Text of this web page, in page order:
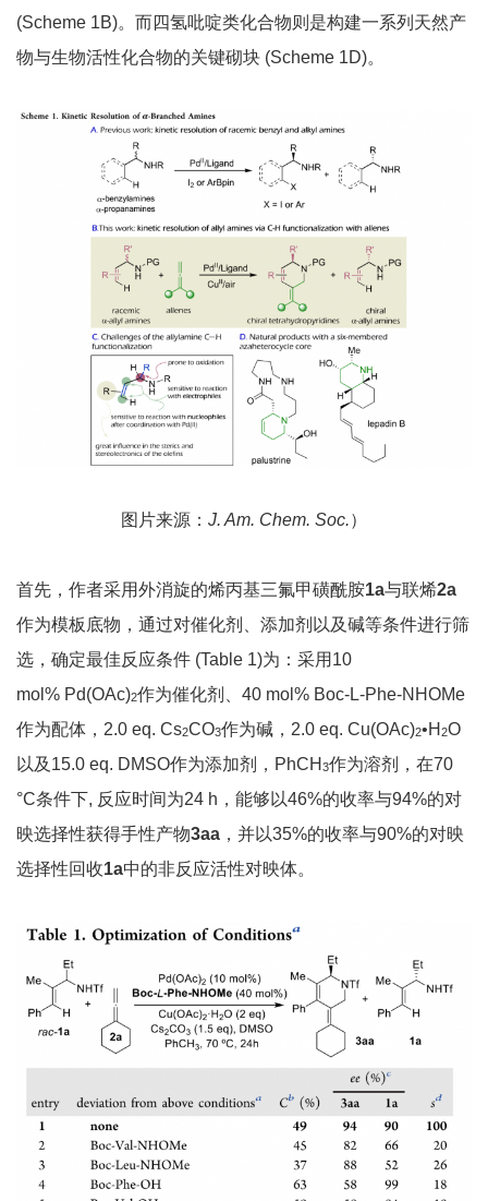
(Scheme 1B)。而四氢吡啶类化合物则是构建一系列天然产
物与生物活性化合物的关键砌块 (Scheme 1D)。
图片来源： J. Am. Chem. Soc.）
首先，作者采用外消旋的烯丙基三氟甲磺酰胺1a与联烯2a
作为模板底物，通过对催化剂、添加剂以及碱等条件进行筛
选，确定最佳反应条件 (Table 1)为：采用10
mol% Pd(OAc)2作为催化剂、40 mol% Boc-L-Phe-NHOMe
作为配体，2.0 eq. Cs2CO3作为碱，2.0 eq. Cu(OAc)2•H 2O
以及15.0 eq. DMSO作为添加剂，PhCH 3作为溶剂，在70
°C条件下, 反应时间为24 h，能够以46%的收率与94%的对
映选择性获得手性产物3aa ，并以35%的收率与90%的对映
选择性回收1a中的非反应活性对映体。